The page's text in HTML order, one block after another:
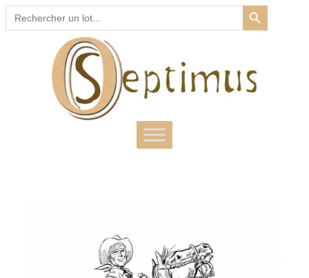
Search
for:
SEARCH BUTTON